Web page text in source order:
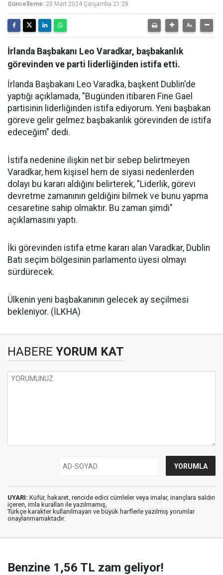
Güncelleme: 20 Mart 2024 Çarşamba 21:28
İrlanda Başbakanı Leo Varadkar, başbakanlık
görevinden ve parti liderliğinden istifa etti.
İrlanda Başbakanı Leo Varadka, başkent Dublin'de
yaptığı açıklamada, "Bugünden itibaren Fine Gael
partisinin liderliğinden istifa ediyorum. Yeni başbakan
göreve gelir gelmez başbakanlık görevinden de istifa
edeceğim" dedi.
İstifa nedenine ilişkin net bir sebep belirtmeyen
Varadkar, hem kişisel hem de siyasi nedenlerden
dolayı bu kararı aldığını belirterek, "Liderlik, görevi
devretme zamanının geldiğini bilmek ve bunu yapma
cesaretine sahip olmaktır. Bu zaman şimdi"
açıklamasını yaptı.
İki görevinden istifa etme kararı alan Varadkar, Dublin
Batı seçim bölgesinin parlamento üyesi olmayı
sürdürecek.
Ülkenin yeni başbakanının gelecek ay seçilmesi
bekleniyor. (İLKHA)
HABERE YORUM KAT
UYARI: Küfür, hakaret, rencide edici cümleler veya imalar, inançlara saldırı
içeren, imla kuralları ile yazılmamış,
Türkçe karakter kullanılmayan ve büyük harflerle yazılmış yorumlar
onaylanmamaktadır.
Benzine 1,56 TL zam geliyor!